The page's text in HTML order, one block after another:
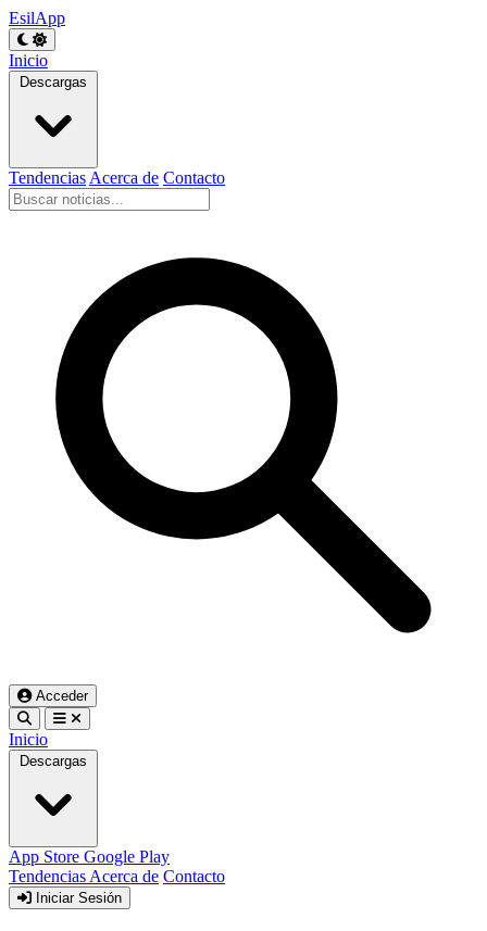
EsilApp
Inicio
Descargas
Tendencias Acerca de Contacto
Acceder
Inicio
Descargas
App Store Google Play
Tendencias Acerca de Contacto
Iniciar Sesión